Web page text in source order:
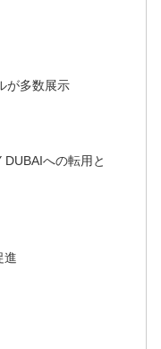
が多数展示
への転用と
進